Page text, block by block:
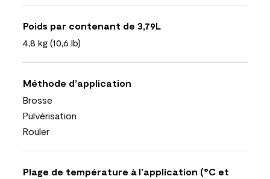
Poids par contenant de 3,79L
4,8 kg (10,6 lb)
Méthode d’application
Brosse
Pulvérisation
Rouler
Plage de température à l’application (°C et